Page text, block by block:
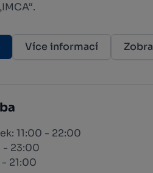
Více informací
11:00 - 22:00
- 23:00
- 21:00